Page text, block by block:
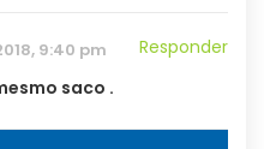
9:40 pm
Responder
saco .